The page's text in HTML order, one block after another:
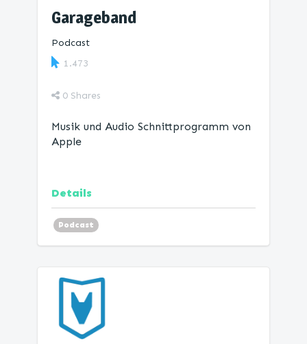
Garageband
Podcast
1.473
0 Shares
Musik und Audio Schnittprogramm von
Apple
Details
Podcast